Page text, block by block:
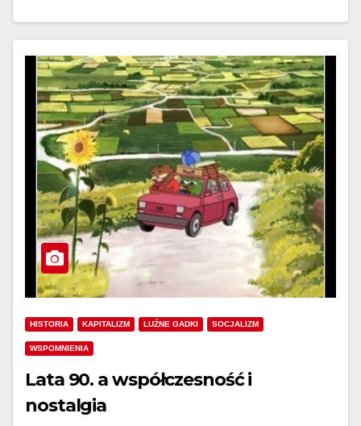
HISTORIA KAPITALIZM LUŹNE GADKI SOCJALIZM
WSPOMNIENIA
Lata 90. a współczesność i
nostalgia